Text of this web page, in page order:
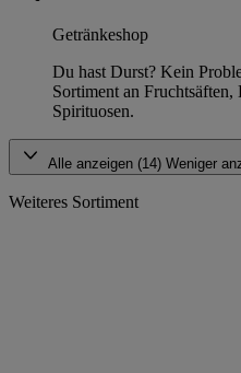
Getränkeshop
Du hast Durst? Kein
Sortiment an
Spirituosen.
Alle anzeigen (14) Weniger
Weiteres Sortiment